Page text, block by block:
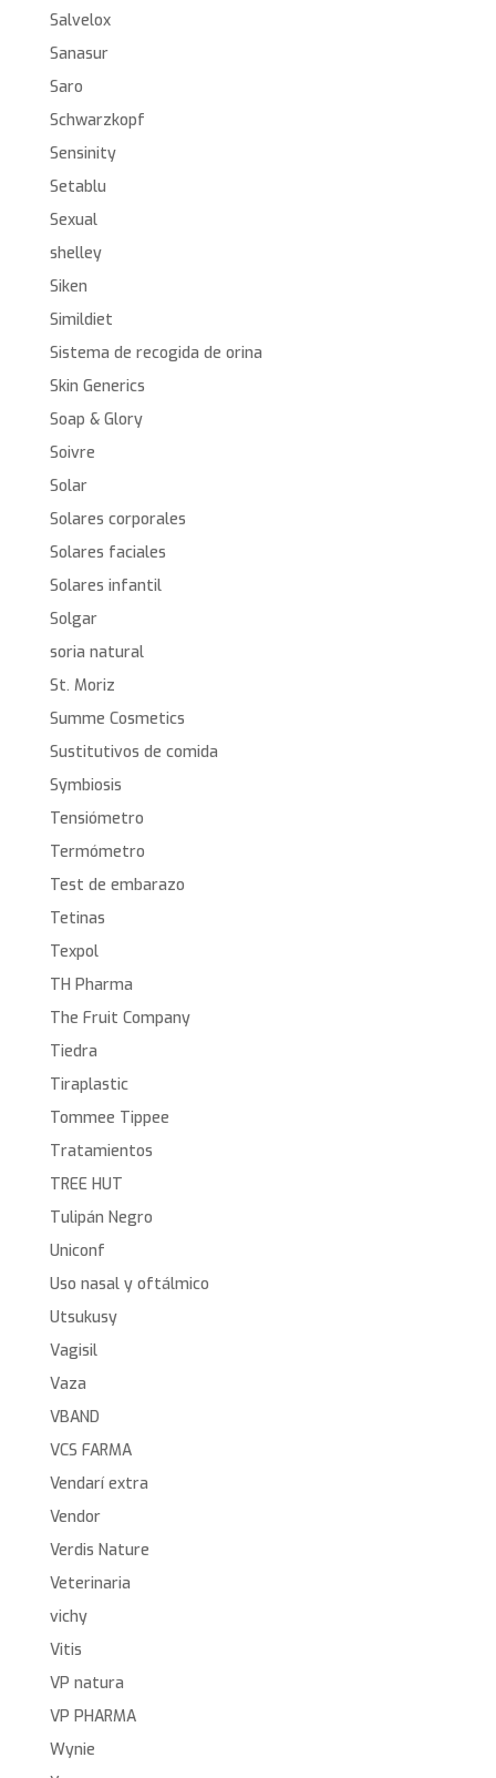
Salvelox
Sanasur
Saro
Schwarzkopf
Sensinity
Setablu
Sexual
shelley
Siken
Simildiet
Sistema de recogida de orina
Skin Generics
Soap & Glory
Soivre
Solar
Solares corporales
Solares faciales
Solares infantil
Solgar
soria natural
St. Moriz
Summe Cosmetics
Sustitutivos de comida
Symbiosis
Tensiómetro
Termómetro
Test de embarazo
Tetinas
Texpol
TH Pharma
The Fruit Company
Tiedra
Tiraplastic
Tommee Tippee
Tratamientos
TREE HUT
Tulipán Negro
Uniconf
Uso nasal y oftálmico
Utsukusy
Vagisil
Vaza
VBAND
VCS FARMA
Vendarí extra
Vendor
Verdis Nature
Veterinaria
vichy
Vitis
VP natura
VP PHARMA
Wynie